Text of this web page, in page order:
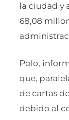
la ciudad y
68,08
Polo,
que,
de cartas
debido al